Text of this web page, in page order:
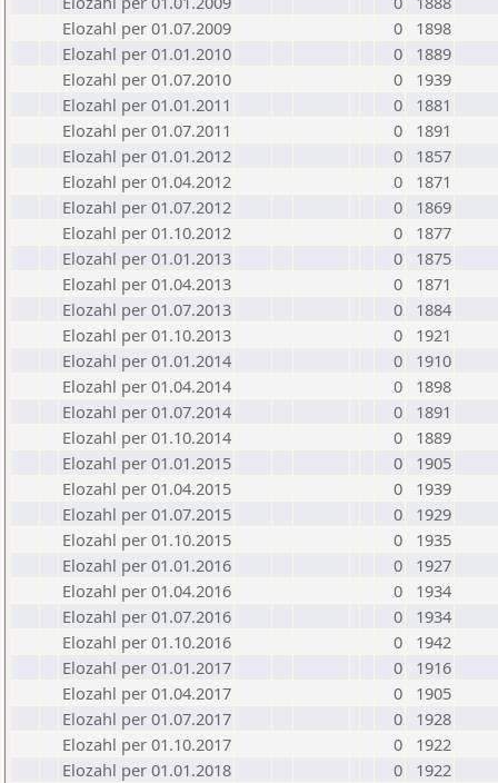
Elozahl per 01.07.2009
0
1898
Elozahl per 01.01.2010
0
1889
Elozahl per 01.07.2010
0
1939
Elozahl per 01.01.2011
0
1881
Elozahl per 01.07.2011
0
1891
Elozahl per 01.01.2012
0
1857
Elozahl per 01.04.2012
0
1871
Elozahl per 01.07.2012
0
1869
Elozahl per 01.10.2012
0
1877
Elozahl per 01.01.2013
0
1875
Elozahl per 01.04.2013
0
1871
Elozahl per 01.07.2013
0
1884
Elozahl per 01.10.2013
0
1921
Elozahl per 01.01.2014
0
1910
Elozahl per 01.04.2014
0
1898
Elozahl per 01.07.2014
0
1891
Elozahl per 01.10.2014
0
1889
Elozahl per 01.01.2015
0
1905
Elozahl per 01.04.2015
0
1939
Elozahl per 01.07.2015
0
1929
Elozahl per 01.10.2015
0
1935
Elozahl per 01.01.2016
0
1927
Elozahl per 01.04.2016
0
1934
Elozahl per 01.07.2016
0
1934
Elozahl per 01.10.2016
0
1942
Elozahl per 01.01.2017
0
1916
Elozahl per 01.04.2017
0
1905
Elozahl per 01.07.2017
0
1928
Elozahl per 01.10.2017
0
1922
Elozahl per 01.01.2018
0
1922